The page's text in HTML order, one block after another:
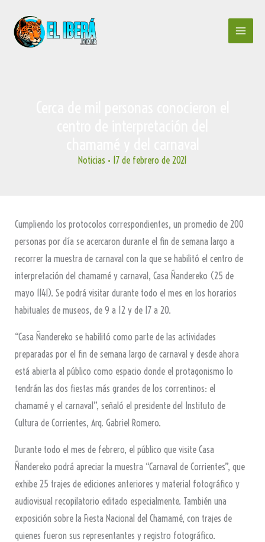
contenido
Noticias • 17 de febrero de 2021
Cumpliendo los protocolos correspondientes, un promedio de 200
personas por día se acercaron durante el fin de semana largo a
recorrer la muestra de carnaval con la que se habilitó el centro de
interpretación del chamamé y carnaval, Casa Ñandereko (25 de
mayo 1141). Se podrá visitar durante todo el mes en los horarios
habituales de museos, de 9 a 12 y de 17 a 20.
“Casa Ñandereko se habilitó como parte de las actividades
preparadas por el fin de semana largo de carnaval y desde ahora
está abierta al público como espacio donde el protagonismo lo
tendrán las dos fiestas más grandes de los correntinos: el
chamamé y el carnaval”, señaló el presidente del Instituto de
Cultura de Corrientes, Arq. Gabriel Romero.
Durante todo el mes de febrero, el público que visite Casa
Ñandereko podrá apreciar la muestra “Carnaval de Corrientes”, que
exhibe 25 trajes de ediciones anteriores y material fotográfico y
audiovisual recopilatorio editado especialmente. También una
exposición sobre la Fiesta Nacional del Chamamé, con trajes de
quienes fueron sus representantes y registro fotográfico.